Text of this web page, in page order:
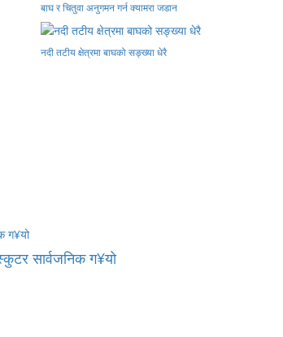
बाघ र चितुवा अनुगमन गर्न क्यामरा जडान
नदी तटीय क्षेत्रमा बाघको सङ्ख्या धेरै
सार्वजनिक ग¥यो